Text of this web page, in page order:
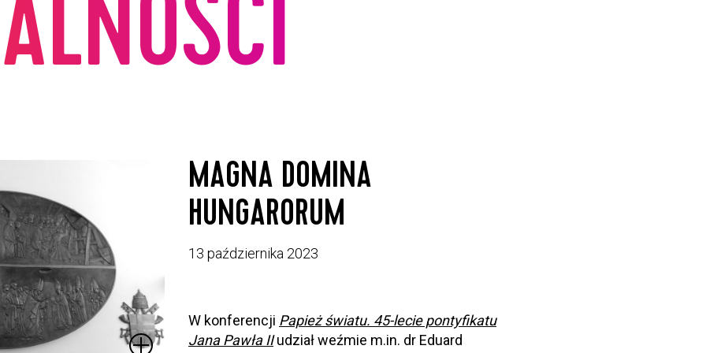
MAGNA DOMINA
HUNGARORUM
13 października 2023
W konferencji Papież światu. 45-lecie pontyfikatu
Jana Pawła IIudział weźmie m.in. dr Eduard